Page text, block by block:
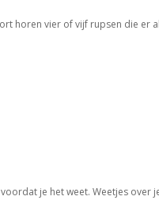
horen vier of vijf rupsen die
je het weet. Weetjes